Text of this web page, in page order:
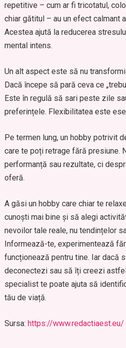
repetitive – cum ar fi tricotatul,
chiar gătitul – au un efect calmant
Acestea ajută la reducerea
mental intens.
Un alt aspect este să nu
Dacă începe să pară ceva ce
Este în regulă să sari peste zile
preferințele. Flexibilitatea este
Pe termen lung, un hobby potrivit
care te poți retrage fără presiune.
performanță sau rezultate, ci
oferă.
A găsi un hobby care chiar te
cunoști mai bine și să alegi
nevoilor tale reale, nu tendințelor
Informează-te, experimentează
funcționează pentru tine. Iar dacă
deconectezi sau să îți creezi
specialist te poate ajuta să
tău de viață.
Sursa: https://www.redactiaest.eu/